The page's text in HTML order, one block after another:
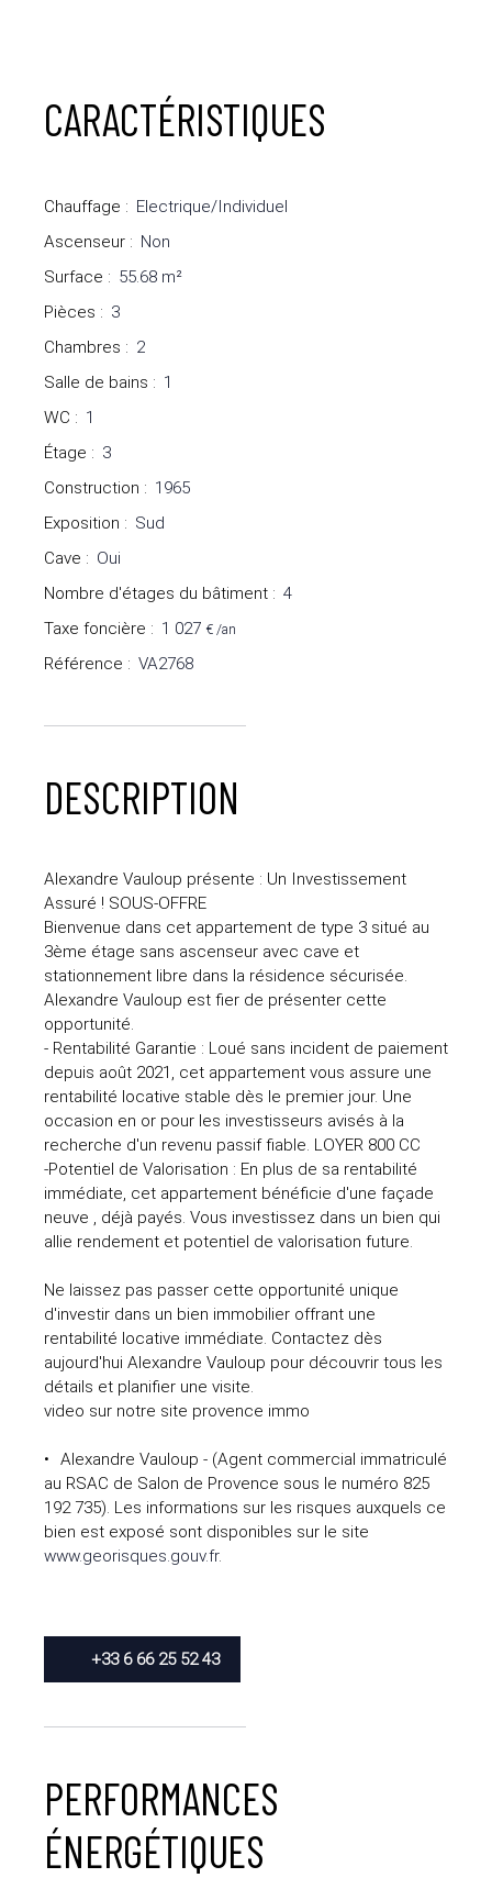
CARACTÉRISTIQUES
Chauffage : Electrique/Individuel
Ascenseur : Non
Surface : 55.68 m²
Pièces : 3
Chambres : 2
Salle de bains : 1
WC : 1
Étage : 3
Construction : 1965
Exposition : Sud
Cave : Oui
Nombre d'étages du bâtiment : 4
Taxe foncière : 1 027 € /an
Référence : VA2768
DESCRIPTION
Alexandre Vauloup présente : Un Investissement
Assuré ! SOUS-OFFRE
Bienvenue dans cet appartement de type 3 situé au
3ème étage sans ascenseur avec cave et
stationnement libre dans la résidence sécurisée.
Alexandre Vauloup est fier de présenter cette
opportunité.
- Rentabilité Garantie : Loué sans incident de paiement
depuis août 2021, cet appartement vous assure une
rentabilité locative stable dès le premier jour. Une
occasion en or pour les investisseurs avisés à la
recherche d'un revenu passif fiable. LOYER 800 CC
-Potentiel de Valorisation : En plus de sa rentabilité
immédiate, cet appartement bénéficie d'une façade
neuve , déjà payés. Vous investissez dans un bien qui
allie rendement et potentiel de valorisation future.
Ne laissez pas passer cette opportunité unique
d'investir dans un bien immobilier offrant une
rentabilité locative immédiate. Contactez dès
aujourd'hui Alexandre Vauloup pour découvrir tous les
détails et planifier une visite.
video sur notre site provence immo
Alexandre Vauloup - (Agent commercial immatriculé
au RSAC de Salon de Provence sous le numéro 825
192 735). Les informations sur les risques auxquels ce
bien est exposé sont disponibles sur le site
www.georisques.gouv.fr.
+33 6 66 25 52 43
PERFORMANCES
ÉNERGÉTIQUES